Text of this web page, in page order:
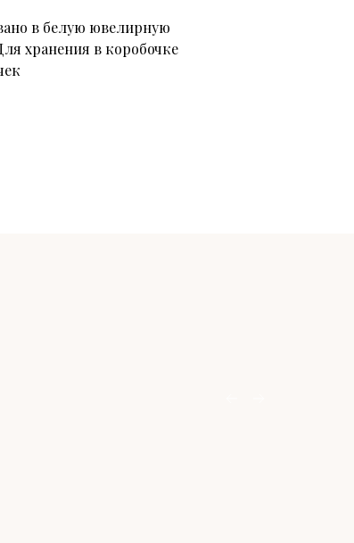
в белую ювелирную
хранения в коробочке